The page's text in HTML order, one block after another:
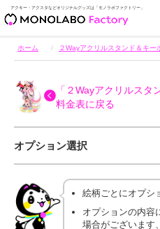
アクキー・アクスタなどオリジナルグッズは「モノラボファクトリー」
ホーム ２Wayアクリルスタンド＆キー
「２Wayアクリルスタ
料金表に戻る
オプション選択
絵柄ごとにオプシ
オプションの内容
場合がございます